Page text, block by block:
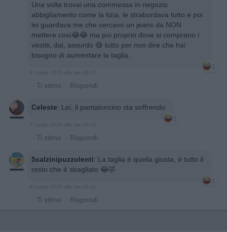
Una volta trovai una commessa in negozio
abbigliamento come la tizia, le strabordava tutto e poi
lei guardava me che cercavo un jeans da NON
mettere così😂😂 ma poi proprio dove si comprano i
vestiti, dai, assurdo 😅 tutto per non dire che hai
bisogno di aumentare la taglia..
1
· Ti stimo · Rispondi
Celeste: Lei, il pantaloncino sta soffrendo
1
7 Luglio 2025 alle ore 08:52
· Ti stimo · Rispondi
5calzinipuzzolenti: La taglia è quella giusta, è tutto il
resto che è sbagliato 😂🤣
1
· Ti stimo · Rispondi